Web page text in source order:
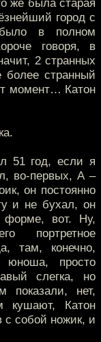
же была старая
город с
в полном
говоря, в
2 странных
странный
момент… Катон
51 год, если я
во-первых, А –
он постоянно
и не бухал, он
форме, вот. Ну,
портретное
там, конечно,
юноша, просто
слегка, но
показали, нет,
кушают, Катон
с собой ножик, и